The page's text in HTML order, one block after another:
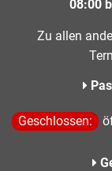
08:00
Zu allen
Klicken, um
Geschlossen: